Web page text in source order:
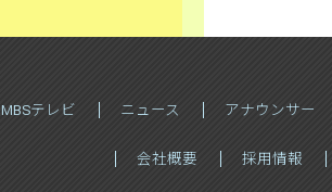
MBSテレビ ニュース アナウンサー
会社概要 採用情報